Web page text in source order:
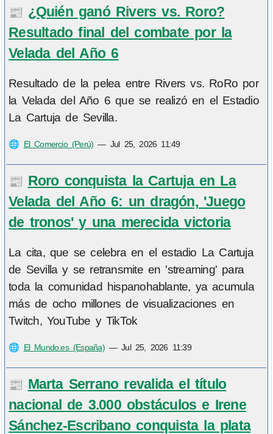
📰 ¿Quién ganó Rivers vs. Roro?
Resultado final del combate por la
Velada del Año 6
Resultado de la pelea entre Rivers vs. RoRo por
la Velada del Año 6 que se realizó en el Estadio
La Cartuja de Sevilla.
🌐 El Comercio (Perú) — Jul 25, 2026 11:49
📰 Roro conquista la Cartuja en La
Velada del Año 6: un dragón, 'Juego
de tronos' y una merecida victoria
La cita, que se celebra en el estadio La Cartuja
de Sevilla y se retransmite en 'streaming' para
toda la comunidad hispanohablante, ya acumula
más de ocho millones de visualizaciones en
Twitch, YouTube y TikTok
🌐 El Mundo.es (España)—Jul 25, 2026 11:39
📰 Marta Serrano revalida el título
nacional de 3.000 obstáculos e Irene
Sánchez-Escribano conquista la plata